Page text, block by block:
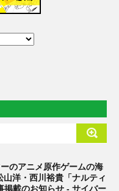
のアニメ原作ゲームの海
洋・西川裕貴「ナルティ
掲載のお知らせ - サイバー